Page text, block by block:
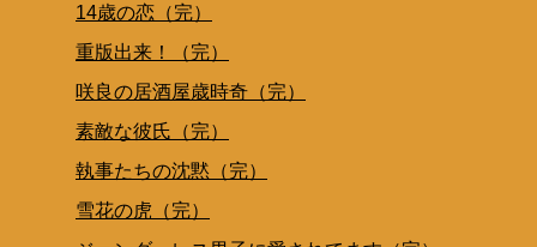
14歳の恋（完）
重版出来！（完）
咲良の居酒屋歳時奇（完）
素敵な彼氏（完）
執事たちの沈黙（完）
雪花の虎（完）